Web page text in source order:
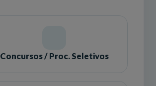
Concursos / Proc. Seletivos